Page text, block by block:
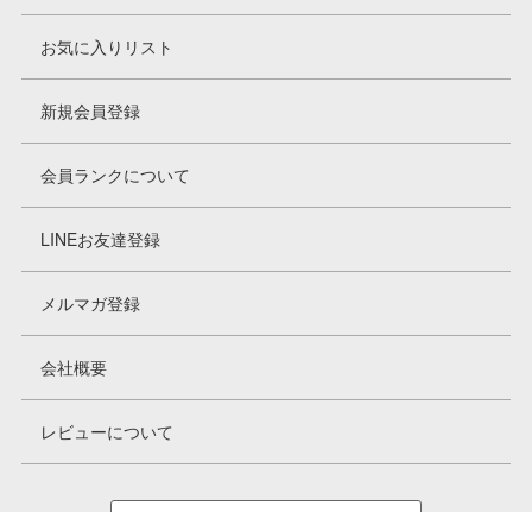
お気に入りリスト
新規会員登録
会員ランクについて
LINEお友達登録
メルマガ登録
会社概要
レビューについて